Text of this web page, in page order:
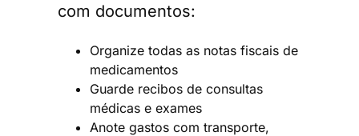
com documentos:
Organize todas as notas fiscais de
medicamentos
Guarde recibos de consultas
médicas e exames
Anote gastos com transporte,